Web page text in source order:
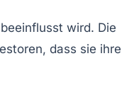
beeinflusst wird. Die
dass sie ihre